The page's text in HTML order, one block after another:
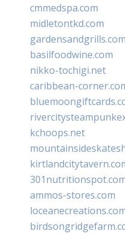
cmmedspa.com
midletontkd.com
gardensandgrills.com
basilfoodwine.com
nikko-tochigi.net
caribbean-
kchoops.net
ammos-stores.com